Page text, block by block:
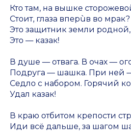
Кто там, на вышке
Стоит, глаза вперùв во мрак?
Это защитник земли родной,
Это — казак!
В душе — отвага. В очах —
Подруга — шашка. При ней
Седло с набором. Горячий
Удал казак!
В краю отбитом крепости
Иди всё дальше, за шагом